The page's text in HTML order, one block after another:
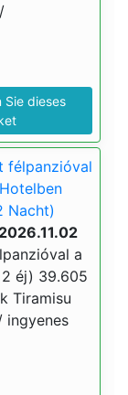
Sie dieses
félpanzióval
Nacht)
a
2 éj) 39.605
Tiramisu
ingyenes